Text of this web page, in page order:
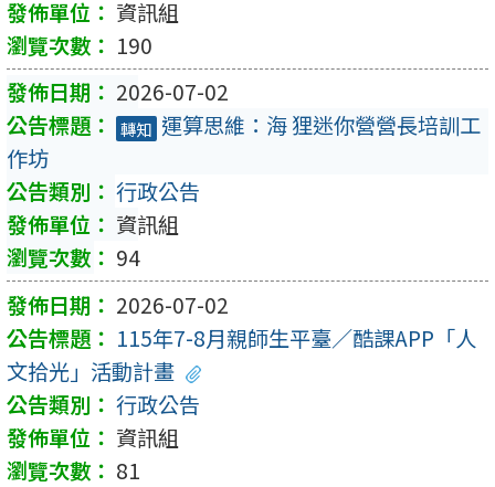
資訊組
190
2026-07-02
轉知 運算思維：海 狸迷你營營長培訓工
作坊
行政公告
資訊組
94
2026-07-02
115年7-8月親師生平臺／酷課APP「人
文拾光」活動計畫
行政公告
資訊組
81